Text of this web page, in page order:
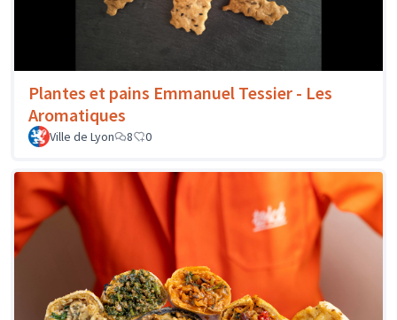
Plantes et pains Emmanuel Tessier - Les
Aromatiques
Ville de Lyon 8 0